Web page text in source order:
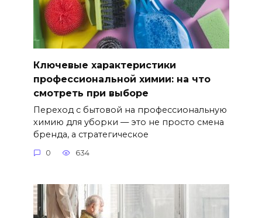
Ключевые характеристики
профессиональной химии: на что
смотреть при выборе
Переход с бытовой на профессиональную
химию для уборки — это не просто смена
бренда, а стратегическое
0 634